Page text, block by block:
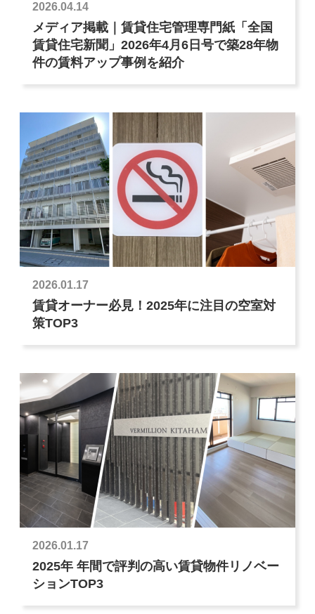
2026.04.14
メディア掲載｜賃貸住宅管理専門紙「全国
賃貸住宅新聞」2026年4月6日号で築28年物
件の賃料アップ事例を紹介
2026.01.17
賃貸オーナー必見！2025年に注目の空室対
策TOP3
2026.01.17
2025年 年間で評判の高い賃貸物件リノベー
ションTOP3